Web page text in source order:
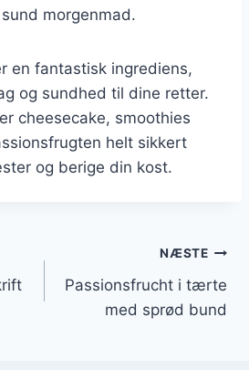
morgenmad.
en fantastisk ingrediens,
og sundhed til dine retter.
cheesecake, smoothies
helt sikkert
og berige din kost.
NÆSTE
Passionsfrucht i tærte
med sprød bund